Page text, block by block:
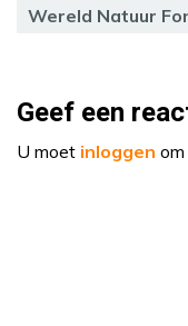
Wereld Natuur
Geef een
U moet inloggen